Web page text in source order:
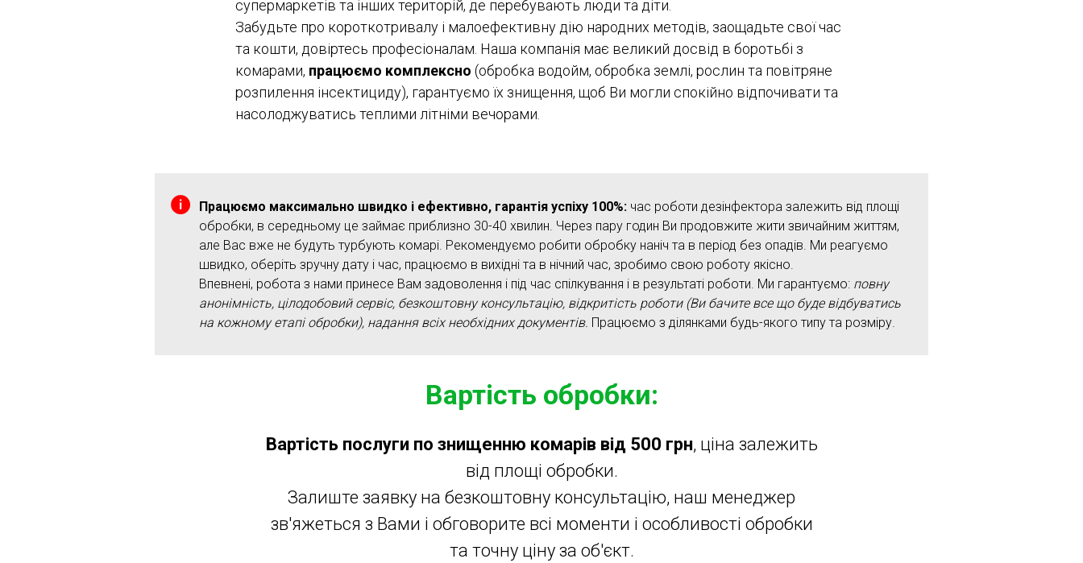
супермаркетів та інших територій, де перебувають люди та діти.
Забудьте про короткотривалу і малоефективну дію народних методів, заощадьте свої час
та кошти, довіртесь професіоналам. Наша компанія має великий досвід в боротьбі з
комарами, працюємо комплексно (обробка водойм, обробка землі, рослин та повітряне
розпилення інсектициду), гарантуємо їх знищення, щоб Ви могли спокійно відпочивати та
насолоджуватись теплими літніми вечорами.
Працюємо максимально швидко і ефективно, гарантія успіху 100%: час роботи дезінфектора залежить від площі
обробки, в середньому це займає приблизно 30-40 хвилин. Через пару годин Ви продовжите жити звичайним життям,
але Вас вже не будуть турбують комарі. Рекомендуємо робити обробку наніч та в період без опадів. Ми реагуємо
швидко, оберіть зручну дату і час, працюємо в вихідні та в нічний час, зробимо свою роботу якісно.
Впевнені, робота з нами принесе Вам задоволення і під час спілкування і в результаті роботи. Ми гарантуємо: повну
анонімність, цілодобовий сервіс, безкоштовну консультацію, відкритість роботи (Ви бачите все що буде відбуватись
на кожному етапі обробки), надання всіх необхідних документів. Працюємо з ділянками будь-якого типу та розміру.
Вартість обробки:
Вартість послуги по знищенню комарів від 500 грн, ціна залежить
від площі обробки.
Залиште заявку на безкоштовну консультацію, наш менеджер
зв'яжеться з Вами і обговорите всі моменти і особливості обробки
та точну ціну за об'єкт.